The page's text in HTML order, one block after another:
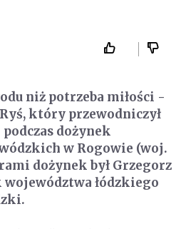
niż potrzeba miłości -
który przewodniczył
dożynek
w Rogowie (woj.
dożynek był Grzegorz
województwa łódzkiego